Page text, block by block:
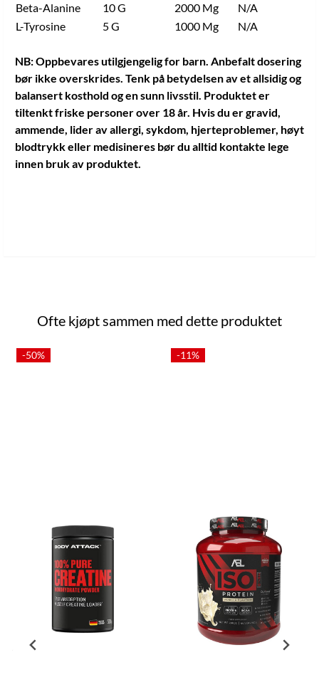
Beta-Alanine
10 G 2000 Mg
N/A
L-Tyrosine
5 G 1000 Mg N/A
NB:Oppbevares utilgjengelig for barn. Anbefalt dosering
bør ikke overskrides. Tenk på betydelsen av et allsidig og
balansert kosthold og en sunn livsstil. Produktet er
tiltenkt friske personer over 18 år. Hvis du er gravid,
ammende, lider av allergi, sykdom, hjerteproblemer, høyt
blodtrykk eller medisineres bør du alltid kontakte lege
innen bruk av produktet.
Ofte kjøpt sammen med dette produktet
-50% -11%